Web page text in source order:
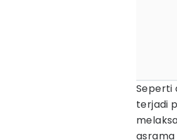
Seperti
terjadi